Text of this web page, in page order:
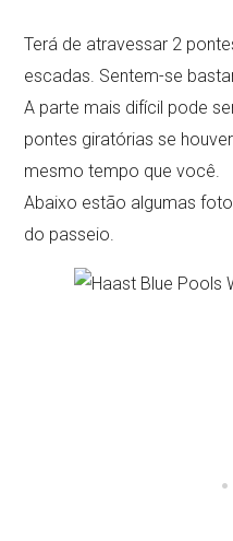
Terá de atravessar 2
escadas. Sentem-se
A parte mais difícil pode
pontes giratórias se
mesmo tempo que você.
Abaixo estão algumas
do passeio.